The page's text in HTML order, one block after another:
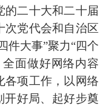
的二十大和二十届
次党代会和自治区
件大事”聚力“四个
面做好网络内容
各项工作，以网络
开好局、起好步奠